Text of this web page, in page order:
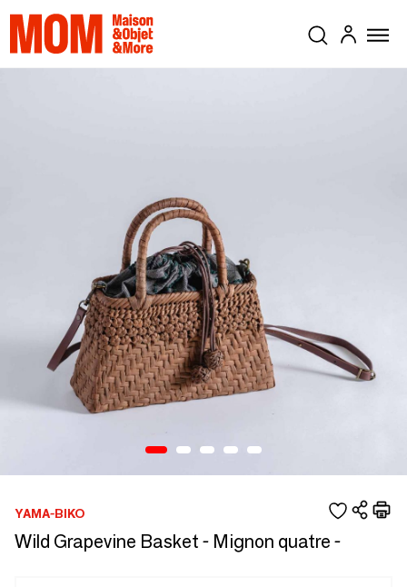
YAMA-BIKO
Wild Grapevine Basket - Mignon quatre -